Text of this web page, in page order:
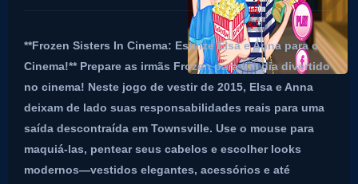
**Frozen Sisters In Cinema: Estilize Elsa e Anna para o
Cinema!** Prepare as irmãs Frozen para um dia divertido
no cinema! Neste jogo de vestir de 2015, Elsa e Anna
deixam de lado suas responsabilidades reais para uma
saída descontraída em Townsville. Use o mouse para
maquiá-las, pentear seus cabelos e escolher looks
modernos—vestidos elegantes, acessórios e até